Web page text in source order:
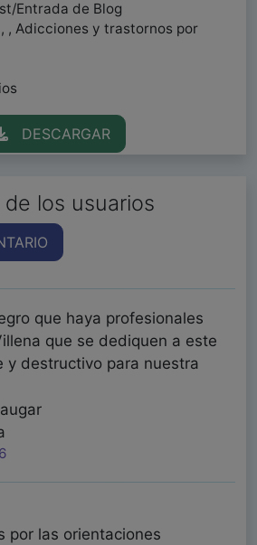
Entrada de Blog
, Adicciones y trastornos por
DESCARGAR
los usuarios
que haya profesionales
que se dediquen a este
y destructivo para nuestra
por las orientaciones